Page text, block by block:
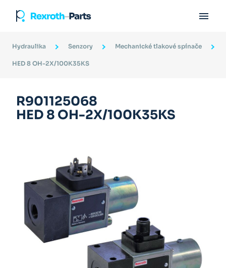

Hydraulika Senzory Mechanické tlakové spínače
HED 8 OH-2X/100K35KS
R901125068
HED 8 OH-2X/100K35KS